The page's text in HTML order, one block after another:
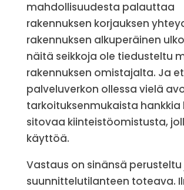
mahdollisuudesta palauttaa
rakennuksen korjauksen
rakennuksen alkuperäinen
näitä seikkoja ole tiedusteltu
rakennuksen omistajalta. Ja
palveluverkon ollessa vielä
tarkoituksenmukaista hankkia
sitovaa kiinteistöomistusta,
käyttöä.
Vastaus on sinänsä perusteltu
suunnittelutilanteen toteava.